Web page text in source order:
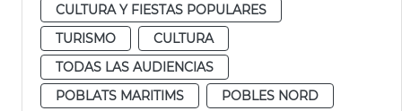
CULTURA Y FIESTAS POPULARES
TURISMO
CULTURA
TODAS LAS AUDIENCIAS
POBLATS MARITIMS
POBLES NORD